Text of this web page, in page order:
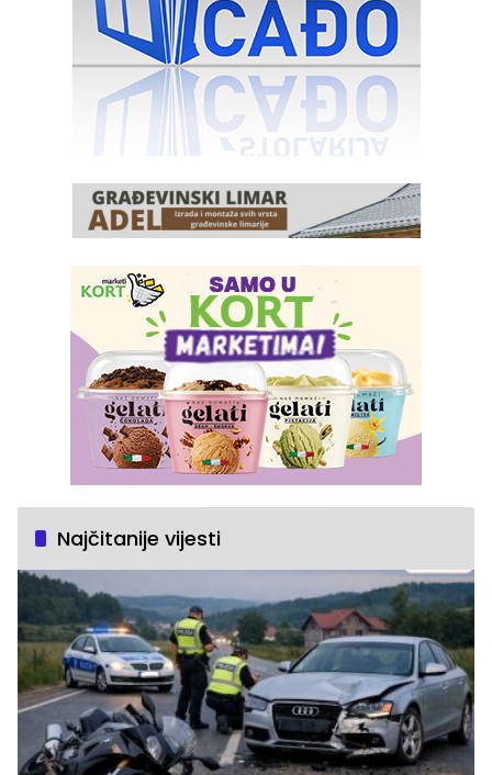
Najčitanije vijesti